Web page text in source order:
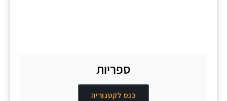
ספריות
כנס לקטגוריה